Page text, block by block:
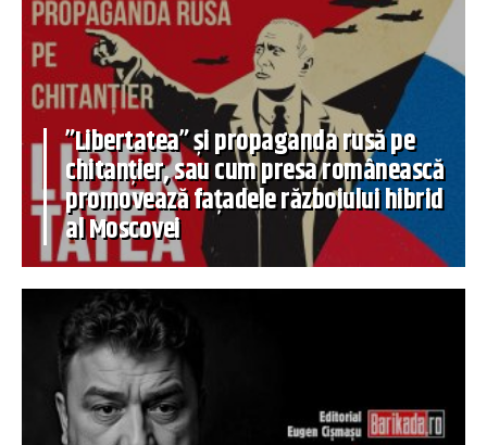
”Libertatea” și propaganda rusă pe
chitanțier, sau cum presa românească
promovează fațadele războiului hibrid
al Moscovei